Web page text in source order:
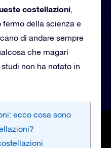
costellazioni,
fermo della scienza e
di andare sempre
che magari
non ha notato in
ecco cosa sono